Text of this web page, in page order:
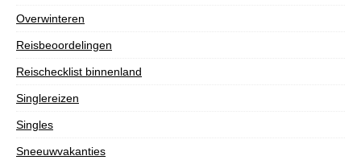
Overwinteren
Reisbeoordelingen
Reischecklist binnenland
Singlereizen
Singles
Sneeuwvakanties